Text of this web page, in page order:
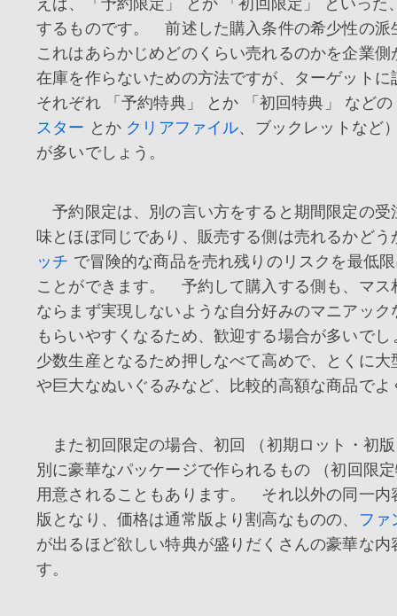
えば、「予約限定」 とか 「初回限定」 といった
するものです。 前述した購入条件の希少性の
これはあらかじめどのくらい売れるのかを企業側
在庫を作らないための方法ですが、ターゲットに
それぞれ 「予約特典」 とか 「初回特典」 など
スター とか クリアファイル、ブックレットなど
が多いでしょう。
予約限定は、別の言い方をすると期間限定の受
味とほぼ同じであり、販売する側は売れるかど
ッチ で冒険的な商品を売れ残りのリスクを最低
ことができます。 予約して購入する側も、マス
ならまず実現しないような自分好みのマニアック
もらいやすくなるため、歓迎する場合が多いで
少数生産となるため押しなべて高めで、とくに大
や巨大なぬいぐるみなど、比較的高額な商品でよ
また初回限定の場合、初回 （初期ロット・初
別に豪華なパッケージで作られるもの （初回限
用意されることもあります。 それ以外の同一内
版となり、価格は通常版より割高なものの、
ファ
が出るほど欲しい特典が盛りだくさんの豪華な内
す。